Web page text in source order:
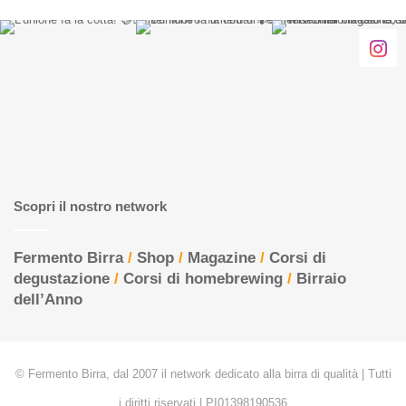
Scopri il nostro network
Fermento Birra/ Shop / Magazine / Corsi di
degustazione / Corsi di homebrewing / Birraio
dell’Anno
© Fermento Birra, dal 2007 il network dedicato alla birra di qualità | Tutti
i diritti riservati | PI01398190536